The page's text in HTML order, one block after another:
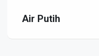
Air Putih